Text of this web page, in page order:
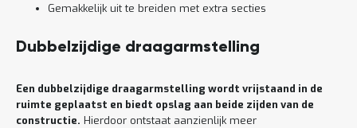
Gemakkelijk uit te breiden met extra secties
Dubbelzijdige draagarmstelling
Een dubbelzijdige draagarmstelling wordt vrijstaand in de
ruimte geplaatst en biedt opslag aan beide zijden van de
constructie. Hierdoor ontstaat aanzienlijk meer